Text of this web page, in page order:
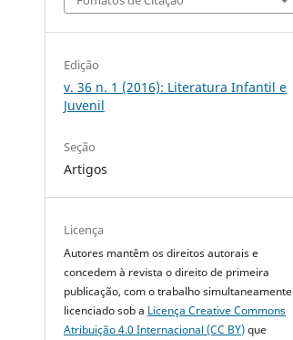
Edição
v. 36 n. 1 (2016): Literatura Infantil e
Juvenil
Seção
Artigos
Licença
Autores mantêm os direitos autorais e
concedem à revista o direito de primeira
publicação, com o trabalho simultaneamente
licenciado sob a Licença Creative Commons
Atribuição 4.0 Internacional (CC BY)que